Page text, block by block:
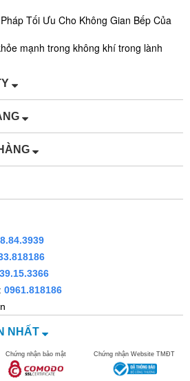
Tối Ưu Cho Không Gian Bếp Của
mạnh trong không khí trong lành
0961.818186
NHẤT
Chứng nhận bảo mật Chứng nhận Website TMĐT